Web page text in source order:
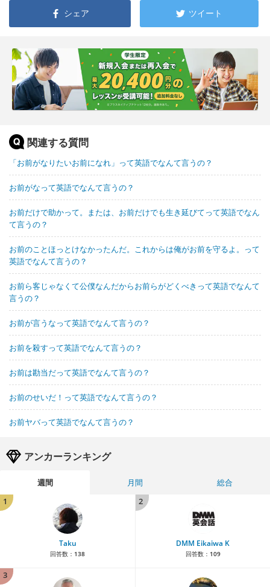
シェア ツイート
関連する質問
「お前がなりたいお前になれ」って英語でなんて言うの？
お前がなって英語でなんて言うの？
お前だけで助かって。または、お前だけでも生き延びてって英語でなん
て言うの？
お前のことほっとけなかったんだ。これからは俺がお前を守るよ。って
英語でなんて言うの？
お前ら客じゃなくて公僕なんだからお前らがどくべきって英語でなんて
言うの？
お前が言うなって英語でなんて言うの？
お前を殺すって英語でなんて言うの？
お前は勘当だって英語でなんて言うの？
お前のせいだ！って英語でなんて言うの？
お前ヤバって英語でなんて言うの？
アンカーランキング
週間 月間
総合
1
Taku
回答数： 138
2
DMM Eikaiwa K
回答数： 109
3